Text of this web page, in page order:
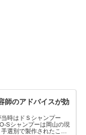
師のアドバイスが効
時はドＳシャンプー
Sシャンプーは岡山の現
選別で製作されたこだ